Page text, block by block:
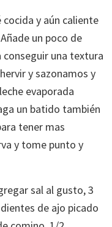
cocida y aún caliente
un poco de
conseguir una textura
y sazonamos y
evaporada
un batido también
tener mas
y tome punto y
sal al gusto, 3
de ajo picado